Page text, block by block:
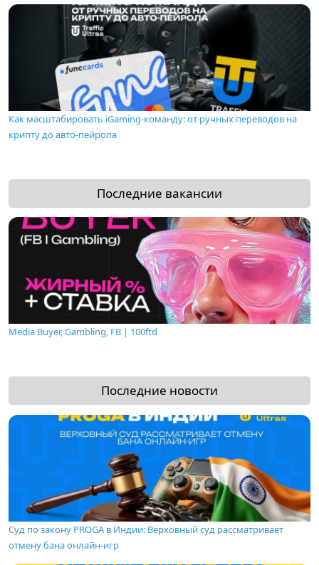
Как масштабировать iGaming-команду: от ручных переводов на
крипту до авто-пейрола
Последние вакансии
Media Buyer, Gambling, FB | 100ftd
Последние новости
Суд по закону PROGA в Индии: Верховный суд рассматривает
отмену бана онлайн-игр